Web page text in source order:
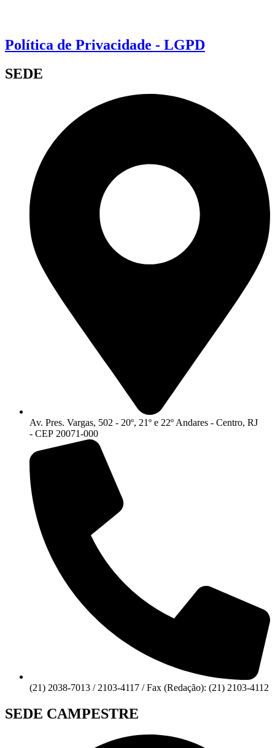
Política de Privacidade - LGPD
SEDE
Av. Pres. Vargas, 502 - 20º, 21º e 22º Andares - Centro, RJ
- CEP 20071-000
(21) 2038-7013 / 2103-4117 / Fax (Redação): (21) 2103-4112
SEDE CAMPESTRE